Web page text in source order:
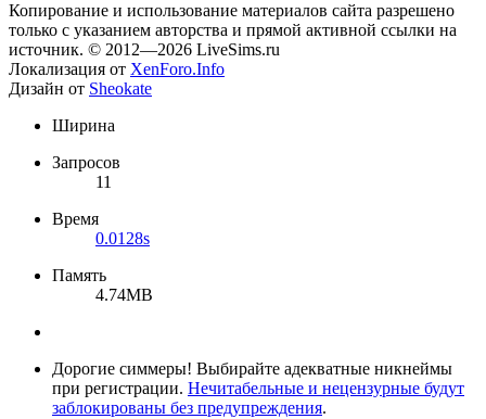
Копирование и использование материалов сайта разрешено
только с указанием авторства и прямой активной ссылки на
источник. © 2012—2026 LiveSims.ru
Локализация от XenForo.Info
Дизайн от Sheokate
Ширина
Запросов
11
Время
0.0128s
Память
4.74MB
Дорогие симмеры! Выбирайте адекватные никнеймы
при регистрации. Нечитабельные и нецензурные будут
заблокированы без предупреждения.